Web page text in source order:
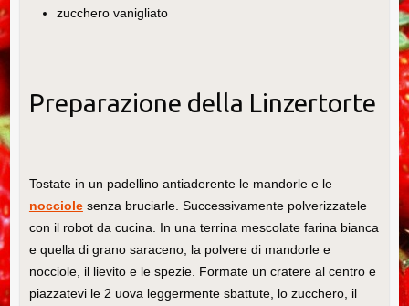
zucchero vanigliato
Preparazione della Linzertorte
Tostate in un padellino antiaderente le mandorle e le
nocciolesenza bruciarle. Successivamente polverizzatele
con il robot da cucina. In una terrina mescolate farina bianca
e quella di grano saraceno, la polvere di mandorle e
nocciole, il lievito e le spezie. Formate un cratere al centro e
piazzatevi le 2 uova leggermente sbattute, lo zucchero, il